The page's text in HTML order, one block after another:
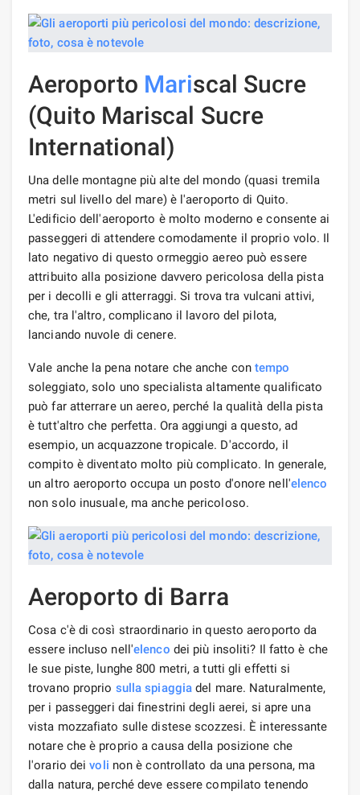
Aeroporto Mariscal Sucre
(Quito Mariscal Sucre
International)
Una delle montagne più alte del mondo (quasi tremila
metri sul livello del mare) è l'aeroporto di Quito.
L'edificio dell'aeroporto è molto moderno e consente ai
passeggeri di attendere comodamente il proprio volo. Il
lato negativo di questo ormeggio aereo può essere
attribuito alla posizione davvero pericolosa della pista
per i decolli e gli atterraggi. Si trova tra vulcani attivi,
che, tra l'altro, complicano il lavoro del pilota,
lanciando nuvole di cenere.
Vale anche la pena notare che anche con tempo
soleggiato, solo uno specialista altamente qualificato
può far atterrare un aereo, perché la qualità della pista
è tutt'altro che perfetta. Ora aggiungi a questo, ad
esempio, un acquazzone tropicale. D'accordo, il
compito è diventato molto più complicato. In generale,
un altro aeroporto occupa un posto d'onore nell'elenco
non solo inusuale, ma anche pericoloso.
Aeroporto di Barra
Cosa c'è di così straordinario in questo aeroporto da
essere incluso nell'elenco dei più insoliti? Il fatto è che
le sue piste, lunghe 800 metri, a tutti gli effetti si
trovano proprio sulla spiaggia del mare. Naturalmente,
per i passeggeri dai finestrini degli aerei, si apre una
vista mozzafiato sulle distese scozzesi. È interessante
notare che è proprio a causa della posizione che
l'orario deivoli non è controllato da una persona, ma
dalla natura, perché deve essere compilato tenendo